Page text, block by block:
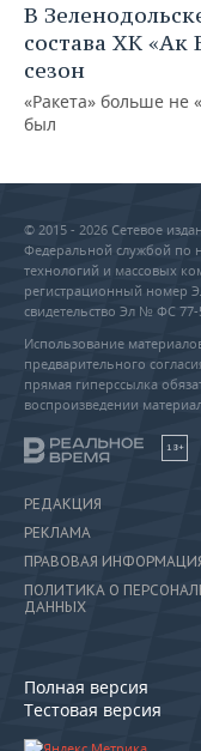
В
состава ХК «Ак
сезон
«Ракета» больше не
был
© 2015 - 2026 Сетевое
Федеральной службой по
технологий и массовых
регистрационный номер
свидетельство Эл № ФС 77-
Использование
предварительного
прямая гиперссылка
воспроизведении
18+
РЕДАКЦИЯ
РЕКЛАМА
ПРАВОВАЯ
ПОЛИТИКА О
ДАННЫХ
Полная версия
Тестовая версия